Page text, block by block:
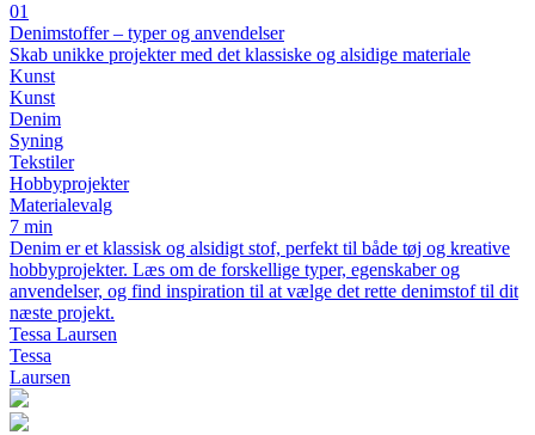
01
Denimstoffer – typer og anvendelser
Skab unikke projekter med det klassiske og alsidige materiale
Kunst
Kunst
Denim
Syning
Tekstiler
Hobbyprojekter
Materialevalg
7 min
Denim er et klassisk og alsidigt stof, perfekt til både tøj og kreative
hobbyprojekter. Læs om de forskellige typer, egenskaber og
anvendelser, og find inspiration til at vælge det rette denimstof til dit
næste projekt.
Tessa Laursen
Tessa
Laursen